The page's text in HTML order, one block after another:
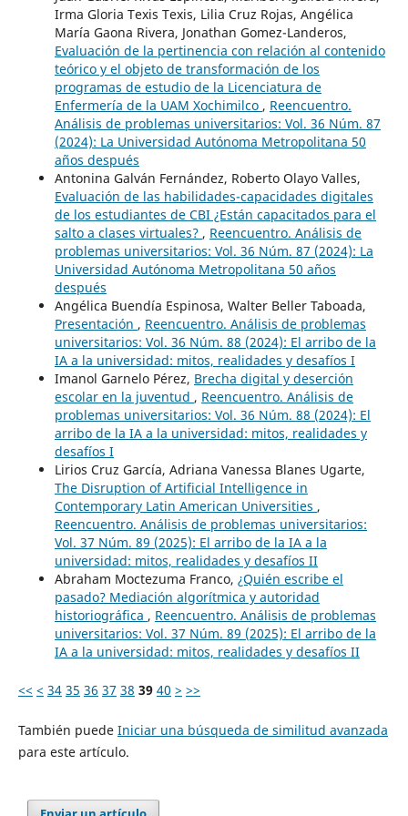
Irma Gloria Texis Texis, Lilia Cruz Rojas, Angélica
María Gaona Rivera, Jonathan Gomez-Landeros,
Evaluación de la pertinencia con relación al contenido
teórico y el objeto de transformación de los
programas de estudio de la Licenciatura de
Enfermería de la UAM Xochimilco , Reencuentro.
Análisis de problemas universitarios: Vol. 36 Núm. 87
(2024): La Universidad Autónoma Metropolitana 50
años después
Antonina Galván Fernández, Roberto Olayo Valles,
Evaluación de las habilidades-capacidades digitales
de los estudiantes de CBI ¿Están capacitados para el
salto a clases virtuales? , Reencuentro. Análisis de
problemas universitarios: Vol. 36 Núm. 87 (2024): La
Universidad Autónoma Metropolitana 50 años
después
Angélica Buendía Espinosa, Walter Beller Taboada,
Presentación , Reencuentro. Análisis de problemas
universitarios: Vol. 36 Núm. 88 (2024): El arribo de la
IA a la universidad: mitos, realidades y desafíos I
Imanol Garnelo Pérez, Brecha digital y deserción
escolar en la juventud , Reencuentro. Análisis de
problemas universitarios: Vol. 36 Núm. 88 (2024): El
arribo de la IA a la universidad: mitos, realidades y
desafíos I
Lirios Cruz García, Adriana Vanessa Blanes Ugarte,
The Disruption of Artificial Intelligence in
Contemporary Latin American Universities ,
Reencuentro. Análisis de problemas universitarios:
Vol. 37 Núm. 89 (2025): El arribo de la IA a la
universidad: mitos, realidades y desafíos II
Abraham Moctezuma Franco, ¿Quién escribe el
pasado? Mediación algorítmica y autoridad
historiográfica , Reencuentro. Análisis de problemas
universitarios: Vol. 37 Núm. 89 (2025): El arribo de la
IA a la universidad: mitos, realidades y desafíos II
<< < 34 35 36 37 38 39 40 > >>
También puede Iniciar una búsqueda de similitud avanzada
para este artículo.